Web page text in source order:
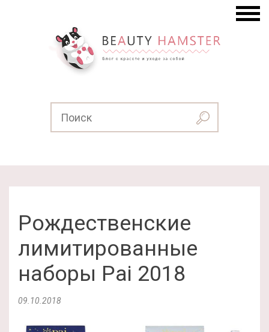
Рождественские
лимитированные
наборы Pai 2018
09.10.2018